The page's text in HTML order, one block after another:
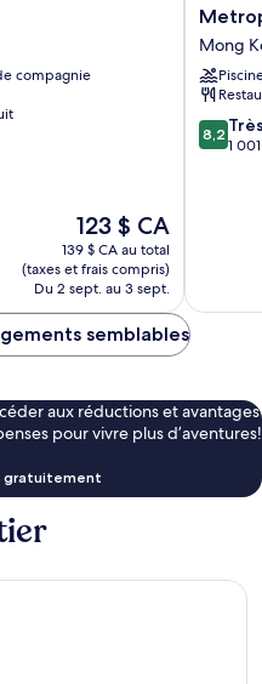
compagnie
Le
prix
est
de
123 $ CA
123 $ CA
139 $ CA au total
(taxes et frais compris)
Du 2 sept. au 3 sept.
Hotel
Hong
Kong
Mong
Kok
Mong
8.2
sur
8,2
1
semblables
aux réductions et avantages
pour vivre plus d’aventures!
gratuitement